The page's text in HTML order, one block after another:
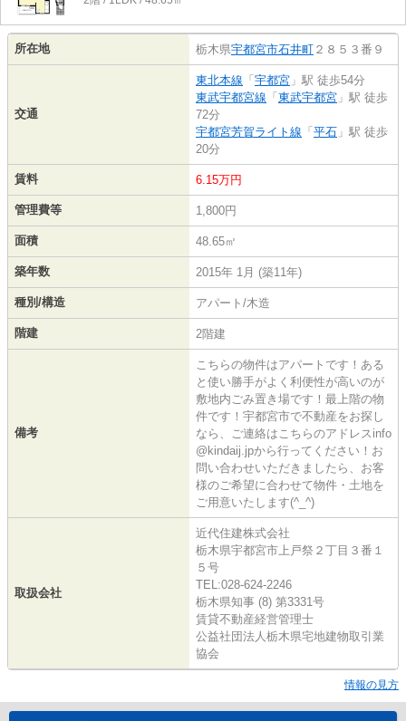
所在地 栃木県宇都宮市石井町 ２８５３番９
交通
東北本線 「 宇都宮 」駅 徒歩54分
東武宇都宮線 「 東武宇都宮 」駅 徒歩
72分
宇都宮芳賀ライト線 「 平石 」駅 徒歩
20分
賃料 6.15万円
管理費等 1,800円
面積 48.65㎡
築年数 2015年 1月 (築11年)
種別/構造 アパート/木造
階建 2階建
備考
こちらの物件はアパートです！ある
と使い勝手がよく利便性が高いのが
敷地内ごみ置き場です！最上階の物
件です！宇都宮市で不動産をお探し
なら、ご連絡はこちらのアドレスinfo
@kindaij.jpから行ってください！お
問い合わせいただきましたら、お客
様のご希望に合わせて物件・土地を
ご用意いたします(^_^)
取扱会社
近代住建株式会社
栃木県宇都宮市上戸祭２丁目３番１
５号
TEL:028-624-2246
栃木県知事 (8) 第3331号
賃貸不動産経営管理士
公益社団法人栃木県宅地建物取引業
協会
情報の見方